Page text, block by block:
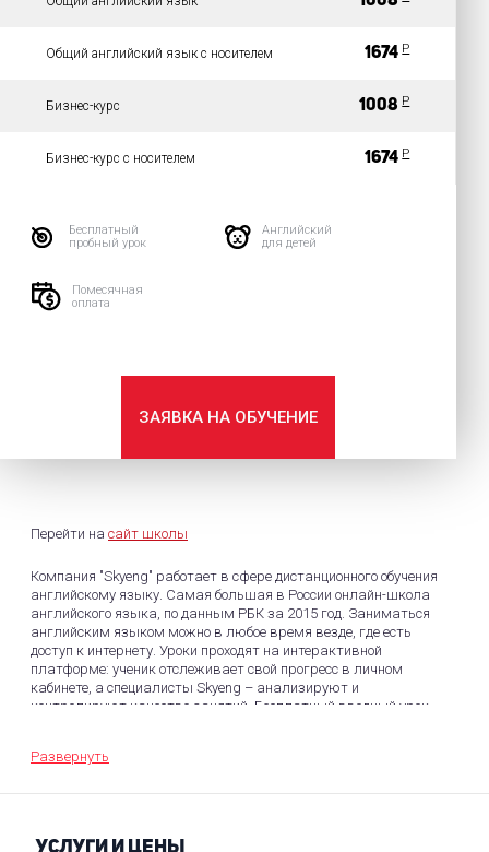
Общий английский язык с носителем 1674 P
Бизнес-курс 1008 P
Бизнес-курс с носителем 1674 P
Бесплатный
пробный урок
Английский
для детей
Помесячная
оплата
ЗАЯВКА НА ОБУЧЕНИЕ
Перейти на сайт школы
Компания "Skyeng" работает в сфере дистанционного обучения
английскому языку. Самая большая в России онлайн-школа
английского языка, по данным РБК за 2015 год. Заниматься
английским языком можно в любое время везде, где есть
доступ к интернету. Уроки проходят на интерактивной
платформе: ученик отслеживает свой прогресс в личном
кабинете, а специалисты Skyeng – анализируют и
контролируют качество занятий. Бесплатный вводный урок.
свой результат с первого урока. Используется интерактивный
Школа проводит подготовку к сдаче экзаменов ЕГЭ, IELTS,
Развернуть
УСЛУГИ И ЦЕНЫ